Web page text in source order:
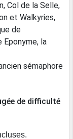
Col de la Selle,
et Walkyries,
de
Eponyme, la
sémaphore
de difficulté